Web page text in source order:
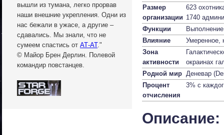
вышли из тумана, легко прорвав
наши внешние укрепления. Одни из
нас бежали в ужасе, а другие –
сдавались. Мы знали, что не
сумеем спастись от АТ-АТ."
© Майор Брен Дерлин. Полевой
командир повстанцев.
Размер
организации
623
1740
Функции
Влияние
Умеренное,
Зона
активности
окраинах
Родной мир Деневар
Процент
отчисления
3% с
Описание: